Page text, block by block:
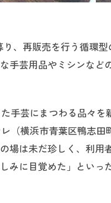
、再販売を行う循環
手芸用品やミシンなど
手芸にまつわる品々を
（横浜市青葉区鴨志田
場は未だ珍しく、利用
に目覚めた」といっ